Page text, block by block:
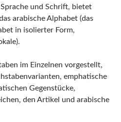
und Schrift, bietet
arabische Alphabet (das
in isolierter Form,
im Einzelnen vorgestellt,
emphatische
Gegenstücke,
den Artikel und arabische